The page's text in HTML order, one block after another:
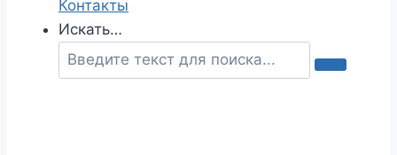
Контакты
Искать…